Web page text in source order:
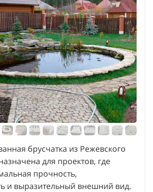
брусчатка из Режевского
для проектов, где
прочность,
и выразительный внешний вид.